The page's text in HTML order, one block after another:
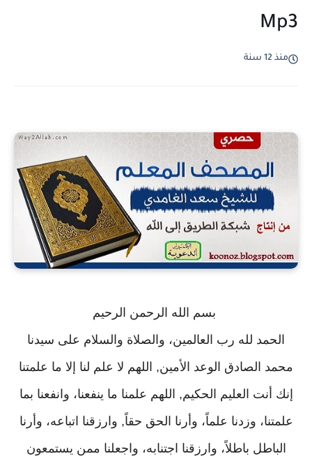
Mp3
منذ 12 سنة
بسم الله الرحمن الرحيم
الحمد لله رب العالمين، والصلاة والسلام على سيدنا
محمد الصادق الوعد الأمين, اللهم لا علم لنا إلا ما علمتنا
إنك أنت العليم الحكيم, اللهم علمنا ما ينفعنا، وانفعنا بما
علمتنا، وزدنا علماً، وأرنا الحق حقاً, وارزقنا اتباعه، وأرنا
الباطل باطلاً، وارزقنا اجتنابه، واجعلنا ممن يستمعون